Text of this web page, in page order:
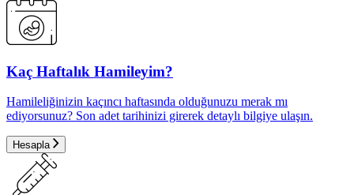
Kaç Haftalık Hamileyim?
Hamileliğinizin kaçıncı haftasında olduğunuzu merak mı
ediyorsunuz? Son adet tarihinizi girerek detaylı bilgiye ulaşın.
Hesapla